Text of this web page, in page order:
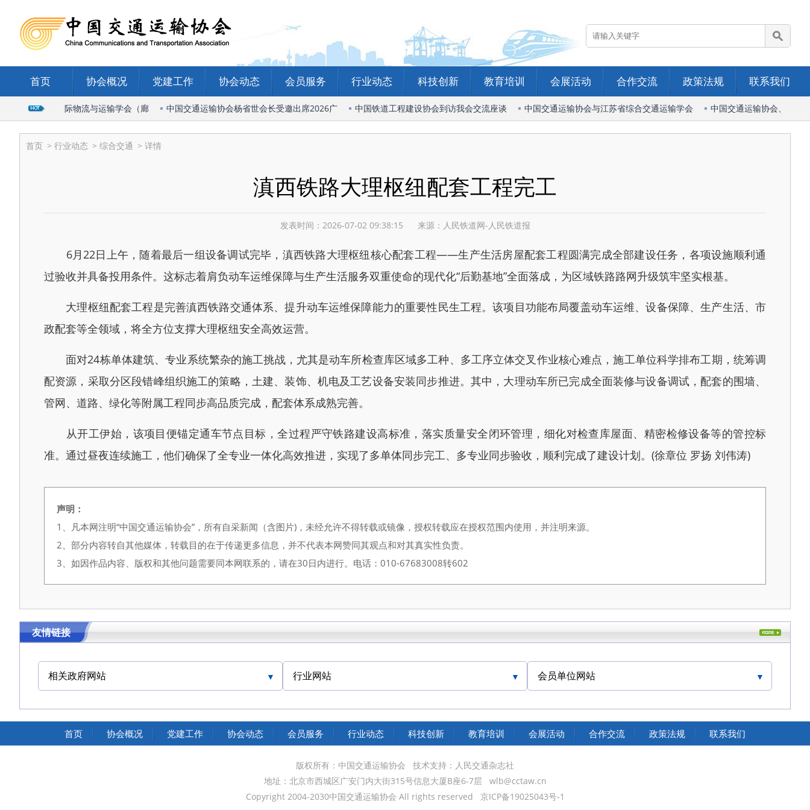
首页 协会概况 党建工作 协会动态 会员服务 行业动态 科技创新 教育培训 会展活动 合作交流 政策法规 联系我们
长出席2026国际物流与运输学会（廊 中国交通运输协会杨省世会长受邀出席2026广 中国铁道工程建设协会到访我会交流座谈 中国交通运输协会与江苏省综合交通运输学会 中国交通运输协会、中国港
首页 > 行业动态 > 综合交通 > 详情
滇西铁路大理枢纽配套工程完工
发表时间：2026-07-02 09:38:15 来源：人民铁道网-人民铁道报
6月22日上午，随着最后一组设备调试完毕，滇西铁路大理枢纽核心配套工程——生产生活房屋配套工程圆满完成全部建设任务，各项设施顺利通
过验收并具备投用条件。这标志着肩负动车运维保障与生产生活服务双重使命的现代化“后勤基地”全面落成，为区域铁路路网升级筑牢坚实根基。
大理枢纽配套工程是完善滇西铁路交通体系、提升动车运维保障能力的重要性民生工程。该项目功能布局覆盖动车运维、设备保障、生产生活、市
政配套等全领域，将全方位支撑大理枢纽安全高效运营。
面对24栋单体建筑、专业系统繁杂的施工挑战，尤其是动车所检查库区域多工种、多工序立体交叉作业核心难点，施工单位科学排布工期，统筹调
配资源，采取分区段错峰组织施工的策略，土建、装饰、机电及工艺设备安装同步推进。其中，大理动车所已完成全面装修与设备调试，配套的围墙、
管网、道路、绿化等附属工程同步高品质完成，配套体系成熟完善。
从开工伊始，该项目便锚定通车节点目标，全过程严守铁路建设高标准，落实质量安全闭环管理，细化对检查库屋面、精密检修设备等的管控标
准。通过昼夜连续施工，他们确保了全专业一体化高效推进，实现了多单体同步完工、多专业同步验收，顺利完成了建设计划。(徐章位 罗扬 刘伟涛)
声明：
1、凡本网注明“中国交通运输协会”，所有自采新闻（含图片)，未经允许不得转载或镜像，授权转载应在授权范围内使用，并注明来源。
2、部分内容转自其他媒体，转载目的在于传递更多信息，并不代表本网赞同其观点和对其真实性负责。
3、如因作品内容、版权和其他问题需要同本网联系的，请在30日内进行。电话：010-67683008转602
友情链接
相关政府网站
中国交通运输协会官网
行业网站
中国交通运输协会官网
会员单位网站
中国交通运输协会官网
首页 协会概况 党建工作 协会动态 会员服务 行业动态 科技创新 教育培训 会展活动 合作交流 政策法规 联系我们
版权所有：中国交通运输协会
技术支持：人民交通杂志社
地址：北京市西城区广安门内大街315号信息大厦B座6-7层
wlb@cctaw.cn
Copyright 2004-2030中国交通运输协会 All rights reserved
京ICP备19025043号-1